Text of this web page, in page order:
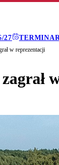
27
w reprezentacji